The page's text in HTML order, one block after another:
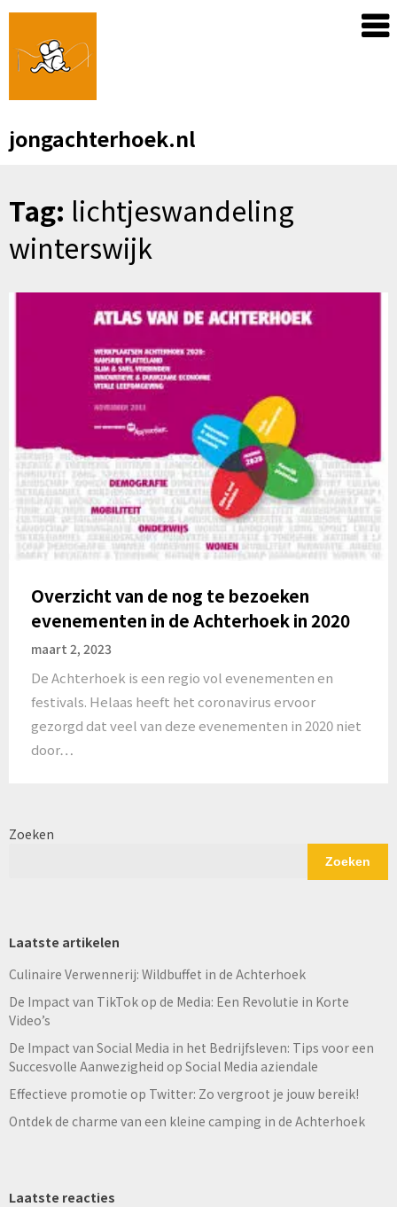
Skip
content
jongachterhoek.nl
Tag: lichtjeswandeling
winterswijk
Overzicht van de nog te bezoeken
evenementen in de Achterhoek in 2020
maart 2, 2023
De Achterhoek is een regio vol evenementen en
festivals. Helaas heeft het coronavirus ervoor
gezorgd dat veel van deze evenementen in 2020 niet
door…
Zoeken
Zoeken
Laatste artikelen
Culinaire Verwennerij: Wildbuffet in de Achterhoek
De Impact van TikTok op de Media: Een Revolutie in Korte
Video’s
De Impact van Social Media in het Bedrijfsleven: Tips voor een
Succesvolle Aanwezigheid op Social Media aziendale
Effectieve promotie op Twitter: Zo vergroot je jouw bereik!
Ontdek de charme van een kleine camping in de Achterhoek
Laatste reacties